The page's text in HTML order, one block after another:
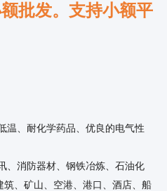
批发。支持小额平
温、耐化学药品、优良的电气性
、消防器材、钢铁冶炼、石油化
、矿山、空港、港口、酒店、船